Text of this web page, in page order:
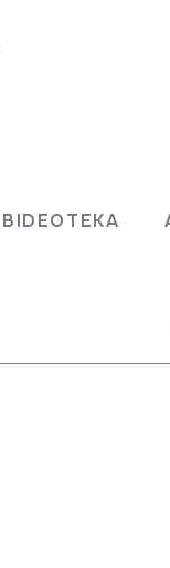
BIDEOTEKA